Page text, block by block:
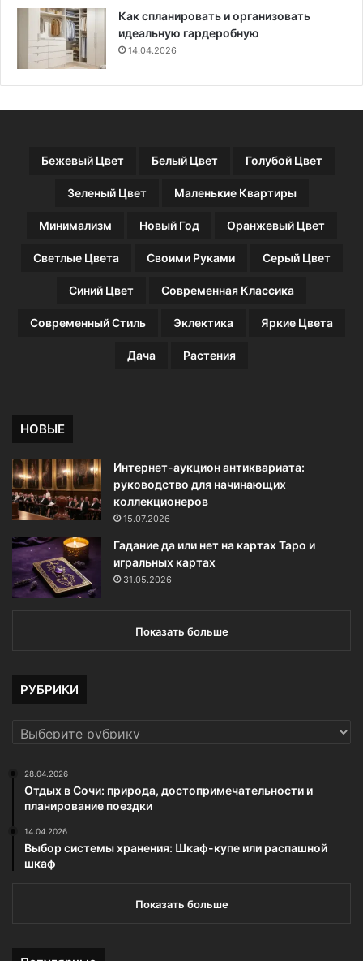
Как спланировать и организовать
идеальную гардеробную
14.04.2026
Бежевый Цвет Белый Цвет Голубой Цвет
Зеленый Цвет Маленькие Квартиры
Минимализм Новый Год Оранжевый Цвет
Светлые Цвета Своими Руками Серый Цвет
Синий Цвет Современная Классика
Современный Стиль Эклектика Яркие Цвета
Дача Растения
НОВЫЕ
Интернет-аукцион антиквариата:
руководство для начинающих
коллекционеров
15.07.2026
Гадание да или нет на картах Таро и
игральных картах
31.05.2026
Показать больше
РУБРИКИ
РУБРИКИ
28.04.2026
Отдых в Сочи: природа, достопримечательности и
планирование поездки
14.04.2026
Выбор системы хранения: Шкаф-купе или распашной
шкаф
Показать больше